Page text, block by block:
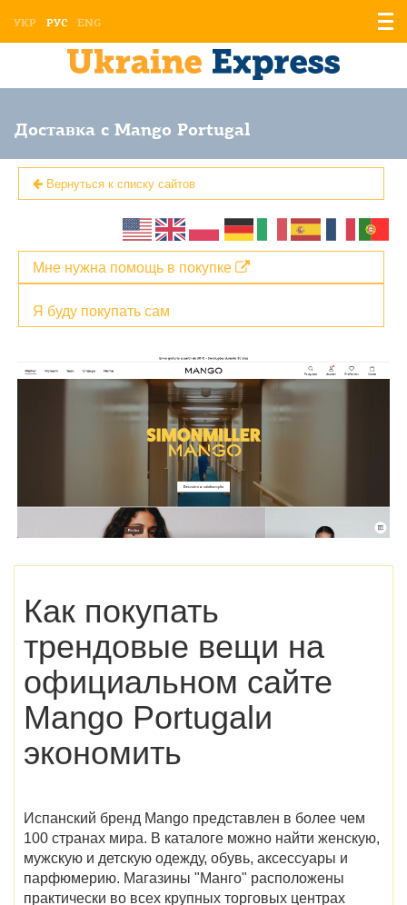
УКР РУС ENG
Доставка с Mango Portugal
Вернуться к списку сайтов
Я буду покупать сам
Мне нужна помощь в покупке
Как покупать
трендовые вещи на
официальном сайте
Mango Portugalи
экономить
Испанский бренд Mango представлен в более чем
100 странах мира. В каталоге можно найти женскую,
мужскую и детскую одежду, обувь, аксессуары и
парфюмерию. Магазины "Манго" расположены
практически во всех крупных торговых центрах